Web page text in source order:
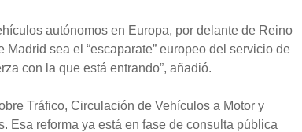
autónomos en Europa, por delante de Reino
sea el “escaparate” europeo del servicio de
con la que está entrando”, añadió.
Tráfico, Circulación de Vehículos a Motor y
Esa reforma ya está en fase de consulta pública